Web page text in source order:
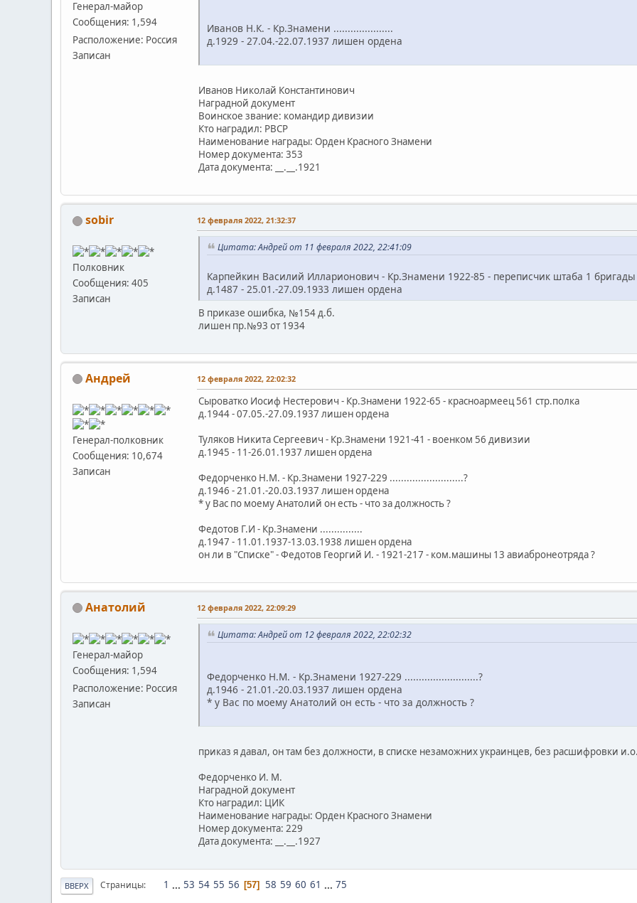
Генерал-майор
Сообщения: 1,594
Расположение: Россия
Записан
Иванов Н.К. - Кр.Знамени .....................
д.1929 - 27.04.-22.07.1937 лишен ордена
Иванов Николай Константинович
Наградной документ
Воинское звание: командир дивизии
Кто наградил: РВСР
Наименование награды: Орден Красного Знамени
Номер документа: 353
Дата документа: __.__.1921
sobir
Полковник
Сообщения: 405
Записан
12 февраля 2022, 21:32:37
Цитата: Андрей от 11 февраля 2022, 22:41:09
Карпейкин Василий Илларионович - Кр.Знамени 1922-85 - переписчик штаба 1
д.1487 - 25.01.-27.09.1933 лишен ордена
В приказе ошибка, №154 д.б.
лишен пр.№93 от 1934
Андрей
Генерал-полковник
Сообщения: 10,674
Записан
12 февраля 2022, 22:02:32
Сыроватко Иосиф Нестерович - Кр.Знамени 1922-65 - красноармеец 561 стр.полка
д.1944 - 07.05.-27.09.1937 лишен ордена
Туляков Никита Сергеевич - Кр.Знамени 1921-41 - военком 56 дивизии
д.1945 - 11-26.01.1937 лишен ордена
Федорченко Н.М. - Кр.Знамени 1927-229 ..........................?
д.1946 - 21.01.-20.03.1937 лишен ордена
* у Вас по моему Анатолий он есть - что за должность ?
Федотов Г.И - Кр.Знамени ...............
д.1947 - 11.01.1937-13.03.1938 лишен ордена
он ли в "Списке" - Федотов Георгий И. - 1921-217 - ком.машины 13 авиабронеотряда ?
Анатолий
Генерал-майор
Сообщения: 1,594
Расположение: Россия
Записан
12 февраля 2022, 22:09:29
Цитата: Андрей от 12 февраля 2022, 22:02:32
Федорченко Н.М. - Кр.Знамени 1927-229 ..........................?
д.1946 - 21.01.-20.03.1937 лишен ордена
* у Вас по моему Анатолий он есть - что за должность ?
приказ я давал, он там без должности, в списке незаможних украинцев, без расшифровки
Федорченко И. М.
Наградной документ
Кто наградил: ЦИК
Наименование награды: Орден Красного Знамени
Номер документа: 229
Дата документа: __.__.1927
ВВЕРХ Страницы 1 ... 53 54 55 56 57 58 59 60 61 ... 75